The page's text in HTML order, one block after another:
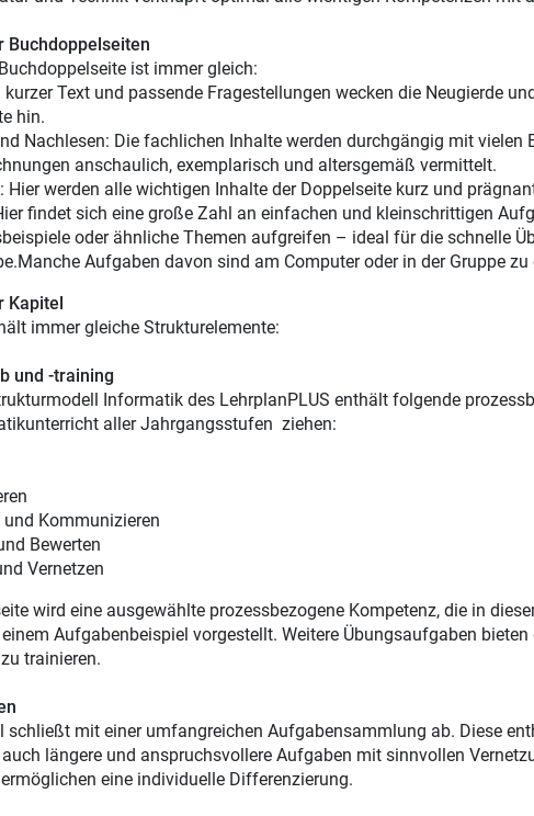
Buchdoppelseiten
ist immer gleich:
kurzer Text und passende Fragestellungen wecken die Neugierde
hin.
Nachlesen: Die fachlichen Inhalte werden durchgängig mit vielen
anschaulich, exemplarisch und altersgemäß vermittelt.
Hier werden alle wichtigen Inhalte der Doppelseite kurz und
findet sich eine große Zahl an einfachen und kleinschrittigen
oder ähnliche Themen aufgreifen – ideal für die schnelle
Aufgaben davon sind am Computer oder in der Gruppe zu
Kapitel
immer gleiche Strukturelemente:
und -training
Informatik des LehrplanPLUS enthält folgende
aller Jahrgangsstufen ziehen:
und Kommunizieren
Bewerten
Vernetzen
wird eine ausgewählte prozessbezogene Kompetenz, die in
Aufgabenbeispiel vorgestellt. Weitere Übungsaufgaben
trainieren.
schließt mit einer umfangreichen Aufgabensammlung ab. Diese
längere und anspruchsvollere Aufgaben mit sinnvollen
eine individuelle Differenzierung.